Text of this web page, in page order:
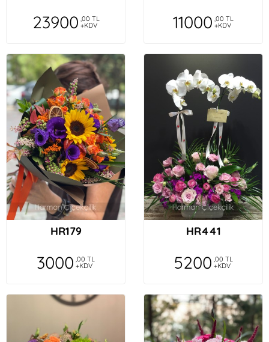
23900 ,00 TL
+KDV 11000 ,00 TL
+KDV
HR179
3000 ,00 TL
+KDV
HR441
5200 ,00 TL
+KDV